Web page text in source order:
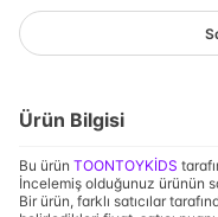
Ürün Bilgisi
Bu ürün TOONTOYKİDS
İncelemiş olduğunuz ürünün
Bir ürün, farklı satıcılar